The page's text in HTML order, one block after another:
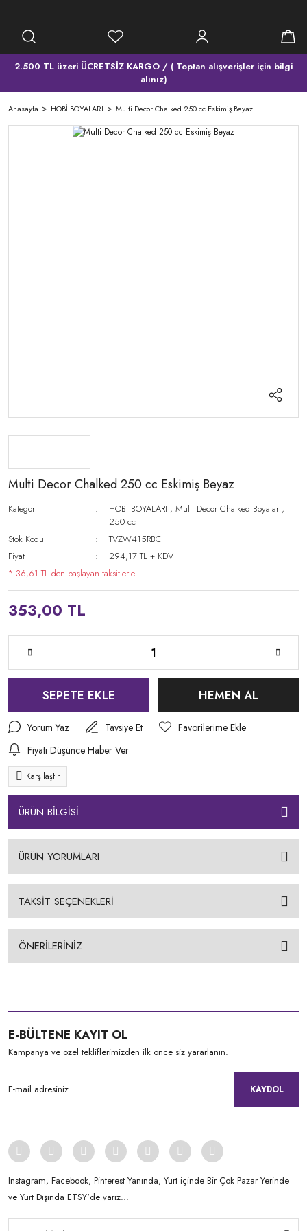
2.500 TL üzeri ÜCRETSİZ KARGO / ( Toptan alışverişler için bilgi
alınız)
Anasayfa HOBİ BOYALARI Multi Decor Chalked 250 cc Eskimiş Beyaz
Multi Decor Chalked 250 cc Eskimiş Beyaz
Kategori HOBİ BOYALARI ,Multi Decor Chalked Boyalar ,
250 cc
Stok Kodu
TVZW415RBC
Fiyat
294,17 TL + KDV
* 36,61 TL den başlayan taksitlerle!
353,00 TL
SEPETE EKLE HEMEN AL
Yorum Yaz
Tavsiye Et
Fiyatı Düşünce Haber Ver
Karşılaştır
ÜRÜN BİLGİSİ
ÜRÜN YORUMLARI
TAKSİT SEÇENEKLERİ
ÖNERİLERİNİZ
E-BÜLTENE KAYIT OL
Kampanya ve özel tekliflerimizden ilk önce siz yararlanın.
KAYDOL
Instagram, Facebook, Pinterest Yanında, Yurt içinde Bir Çok Pazar Yerinde
ve Yurt Dışında ETSY'de varız...